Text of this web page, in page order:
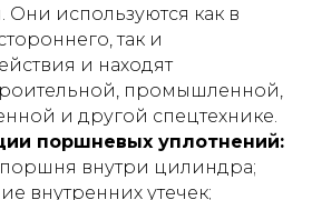
Они используются как в
так и
и находят
промышленной,
и другой спецтехнике.
поршневых уплотнений:
внутри цилиндра;
внутренних утечек;